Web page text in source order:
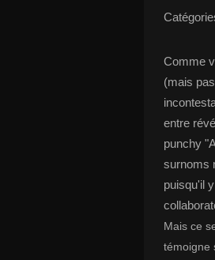
Comme
(mais
entre
punchy
surnoms
puisqu'il
Mais ce
témoigne